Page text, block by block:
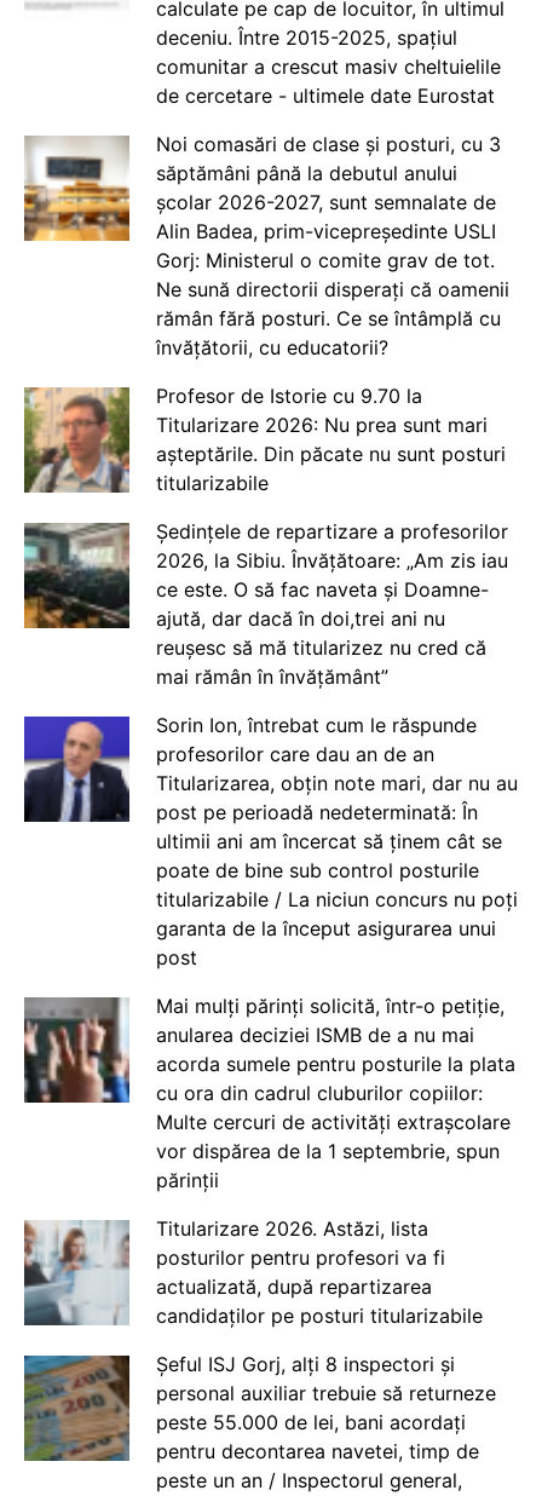
calculate pe cap de locuitor, în ultimul
deceniu. Între 2015-2025, spațiul
comunitar a crescut masiv cheltuielile
de cercetare - ultimele date Eurostat
Noi comasări de clase și posturi, cu 3
săptămâni până la debutul anului
școlar 2026-2027, sunt semnalate de
Alin Badea, prim-vicepreședinte USLI
Gorj: Ministerul o comite grav de tot.
Ne sună directorii disperați că oamenii
rămân fără posturi. Ce se întâmplă cu
învățătorii, cu educatorii?
Profesor de Istorie cu 9.70 la
Titularizare 2026: Nu prea sunt mari
așteptările. Din păcate nu sunt posturi
titularizabile
Ședințele de repartizare a profesorilor
2026, la Sibiu. Învățătoare: „Am zis iau
ce este. O să fac naveta și Doamne-
ajută, dar dacă în doi,trei ani nu
reușesc să mă titularizez nu cred că
mai rămân în învățământ”
Sorin Ion, întrebat cum le răspunde
profesorilor care dau an de an
Titularizarea, obțin note mari, dar nu au
post pe perioadă nedeterminată: În
ultimii ani am încercat să ținem cât se
poate de bine sub control posturile
titularizabile / La niciun concurs nu poți
garanta de la început asigurarea unui
post
Mai mulți părinți solicită, într-o petiție,
anularea deciziei ISMB de a nu mai
acorda sumele pentru posturile la plata
cu ora din cadrul cluburilor copiilor:
Multe cercuri de activități extrașcolare
vor dispărea de la 1 septembrie, spun
părinții
Titularizare 2026. Astăzi, lista
posturilor pentru profesori va fi
actualizată, după repartizarea
candidaților pe posturi titularizabile
Șeful ISJ Gorj, alți 8 inspectori și
personal auxiliar trebuie să returneze
peste 55.000 de lei, bani acordați
pentru decontarea navetei, timp de
peste un an / Inspectorul general,